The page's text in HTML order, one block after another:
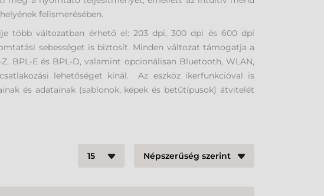
felismerésében.
több változatban érhető el: 203 dpi, 300 dpi és 600 dpi
sebességet is biztosít. Minden változat támogatja a
BPL-E és BPL-D, valamint opcionálisan Bluetooth, WLAN,
lehetőséget kínál. Az eszköz ikerfunkcióval is
és adatainak (sablonok, képek és betűtípusok) átvitelét